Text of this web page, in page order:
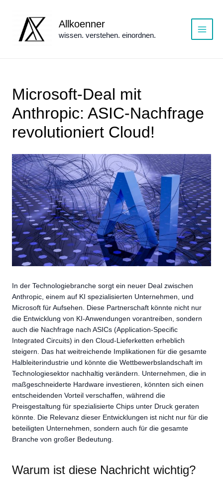
springen
Allkoenner
wissen. verstehen. einordnen.
Main
Microsoft-Deal mit
Anthropic: ASIC-Nachfrage
revolutioniert Cloud!
In der Technologiebranche sorgt ein neuer Deal zwischen
Anthropic, einem auf KI spezialisierten Unternehmen, und
Microsoft für Aufsehen. Diese Partnerschaft könnte nicht nur
die Entwicklung von KI-Anwendungen vorantreiben, sondern
auch die Nachfrage nach ASICs (Application-Specific
Integrated Circuits) in den Cloud-Lieferketten erheblich
steigern. Das hat weitreichende Implikationen für die gesamte
Halbleiterindustrie und könnte die Wettbewerbslandschaft im
Technologiesektor nachhaltig verändern. Unternehmen, die in
maßgeschneiderte Hardware investieren, könnten sich einen
entscheidenden Vorteil verschaffen, während die
Preisgestaltung für spezialisierte Chips unter Druck geraten
könnte. Die Relevanz dieser Entwicklungen ist nicht nur für die
beteiligten Unternehmen, sondern auch für die gesamte
Branche von großer Bedeutung.
Warum ist diese Nachricht wichtig?